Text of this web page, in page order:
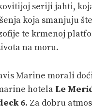
seriji jahti,
koja smanjuju
te krmenoj
na moru.
Marine morali
hotela Le
6. Za dobru